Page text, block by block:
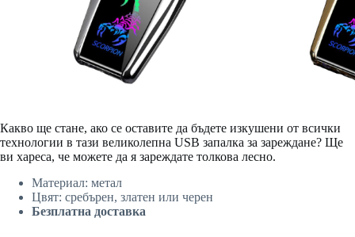
Какво ще стане, ако се оставите да бъдете изкушени от всички
технологии в тази великолепна USB запалка за зареждане? Ще
ви хареса, че можете да я зареждате толкова лесно.
Материал: метал
Цвят: сребърен, златен или черен
Безплатна доставка